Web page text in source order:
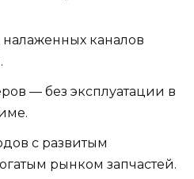
каналов
— без эксплуатации в
с развитым
рынком запчастей.